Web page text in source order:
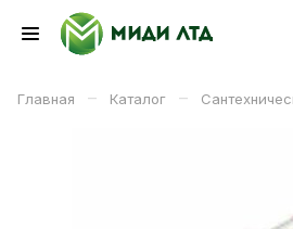
Главная – Каталог –